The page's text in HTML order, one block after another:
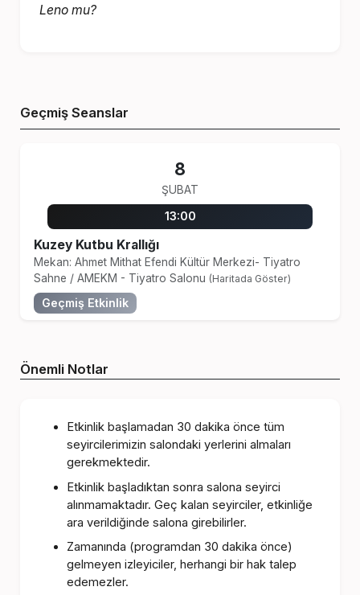
Leno mu?
Geçmiş Seanslar
8
ŞUBAT
13:00
Kuzey Kutbu Krallığı
Mekan: Ahmet Mithat Efendi Kültür Merkezi- Tiyatro
Sahne / AMEKM - Tiyatro Salonu (Haritada Göster)
Geçmiş Etkinlik
Önemli Notlar
Etkinlik başlamadan 30 dakika önce tüm
seyircilerimizin salondaki yerlerini almaları
gerekmektedir.
Etkinlik başladıktan sonra salona seyirci
alınmamaktadır. Geç kalan seyirciler, etkinliğe
ara verildiğinde salona girebilirler.
Zamanında (programdan 30 dakika önce)
gelmeyen izleyiciler, herhangi bir hak talep
edemezler.